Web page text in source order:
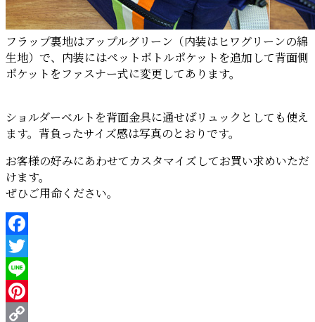
フラップ裏地はアップルグリーン（内装はヒワグリーンの綿
生地）で、内装にはペットボトルポケットを追加して背面側
ポケットをファスナー式に変更してあります。
ショルダーベルトを背面金具に通せばリュックとしても使え
ます。背負ったサイズ感は写真のとおりです。
お客様の好みにあわせてカスタマイズしてお買い求めいただ
けます。
ぜひご用命ください。
Facebook
Twitter
Line
Pinterest